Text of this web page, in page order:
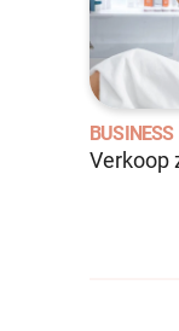
BUSINESS
Verkoop